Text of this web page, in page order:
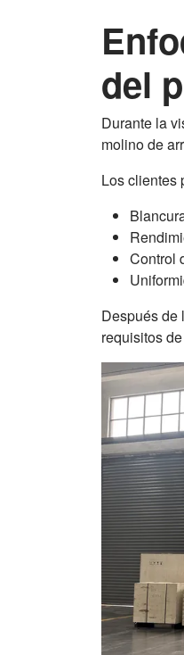
del
Durante la
molino de
Los clientes
Control
Después de
requisitos